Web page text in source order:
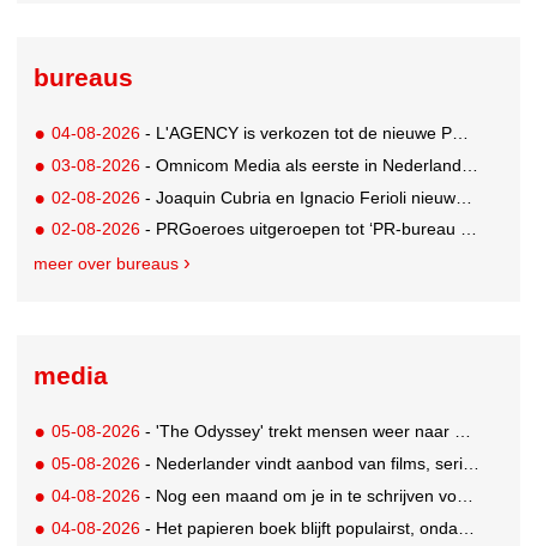
bureaus
04-08-2026 - L'AGENCY is verkozen tot de nieuwe PR-partner van KoRo
03-08-2026 - Omnicom Media als eerste in Nederland actief met advertenties in ChatGPT
02-08-2026 - Joaquin Cubria en Ignacio Ferioli nieuwe Global CCO’s GUT, Renata Neumann Global Head of Production
02-08-2026 - PRGoeroes uitgeroepen tot ‘PR-bureau van het jaar 2026’
meer over bureaus
media
05-08-2026 - 'The Odyssey' trekt mensen weer naar de bioscoop
05-08-2026 - Nederlander vindt aanbod van films, series en sport vaak versnipperd
04-08-2026 - Nog een maand om je in te schrijven voor de Mercurs 2026
04-08-2026 - Het papieren boek blijft populairst, ondanks digitale alternatieven